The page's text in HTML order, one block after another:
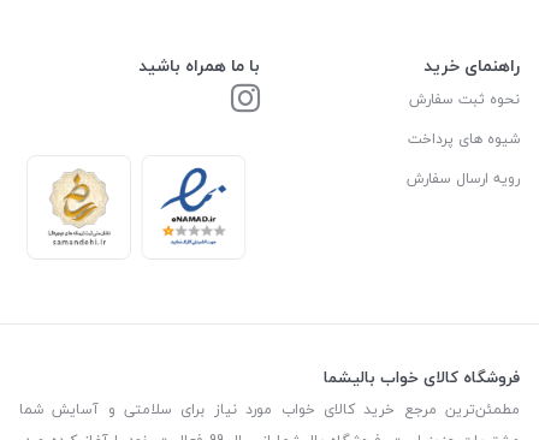
راهنمای خرید
نحوه ثبت سفارش
شیوه های پرداخت
رویه ارسال سفارش
با ما همراه باشید
فروشگاه کالای خواب بالیشما
مطمئن‌ترین مرجع خرید کالای خواب مورد نیاز برای سلامتی و آسایش شما